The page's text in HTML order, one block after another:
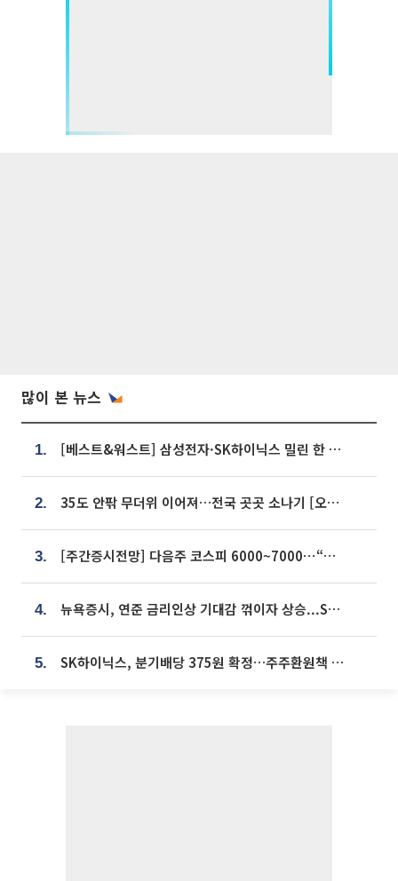
많이 본 뉴스
1. [베스트&워스트] 삼성전자·SK하이닉스 밀린 한 주…상상인증권은 85% 급등
2. 35도 안팎 무더위 이어져…전국 곳곳 소나기 [오늘 날씨]
3. [주간증시전망] 다음주 코스피 6000~7000⋯“外人 수급은 정책이 변수”
4. 뉴욕증시, 연준 금리인상 기대감 꺾이자 상승...S&P500 사상 최고치 [종합]
5. SK하이닉스, 분기배당 375원 확정…주주환원책 9월로 앞당겨 발표